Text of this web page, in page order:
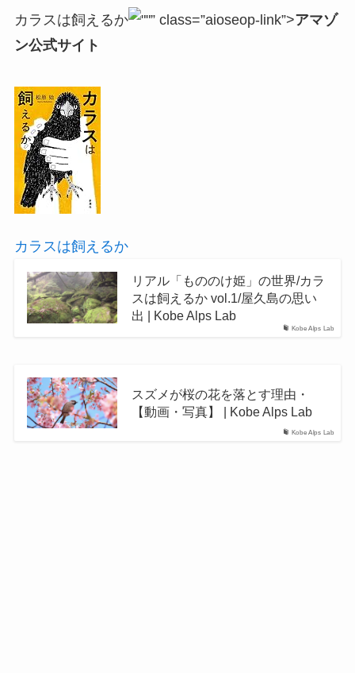
カラスは飼えるか ” class=”aioseop-link”>アマゾ
ン公式サイト
カラスは飼えるか
Kobe Alps Lab
リアル「もののけ姫」の世界/カラ
スは飼えるか vol.1/屋久島の思い
出 | Kobe Alps Lab
Kobe Alps Lab
スズメが桜の花を落とす理由・
【動画・写真】 | Kobe Alps Lab